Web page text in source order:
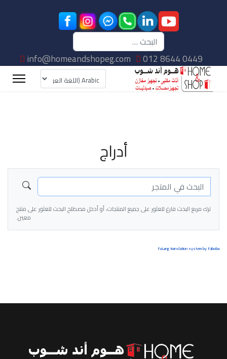
البحث
012 8644 0449
info@homeandshopeg.com
أدراج
ترك مربع البحث فارغ للعثور على جميع المنتجات، أو أدخل مصطلح البحث للعثور على منتج
معين.
FaLang translation system by Faboba